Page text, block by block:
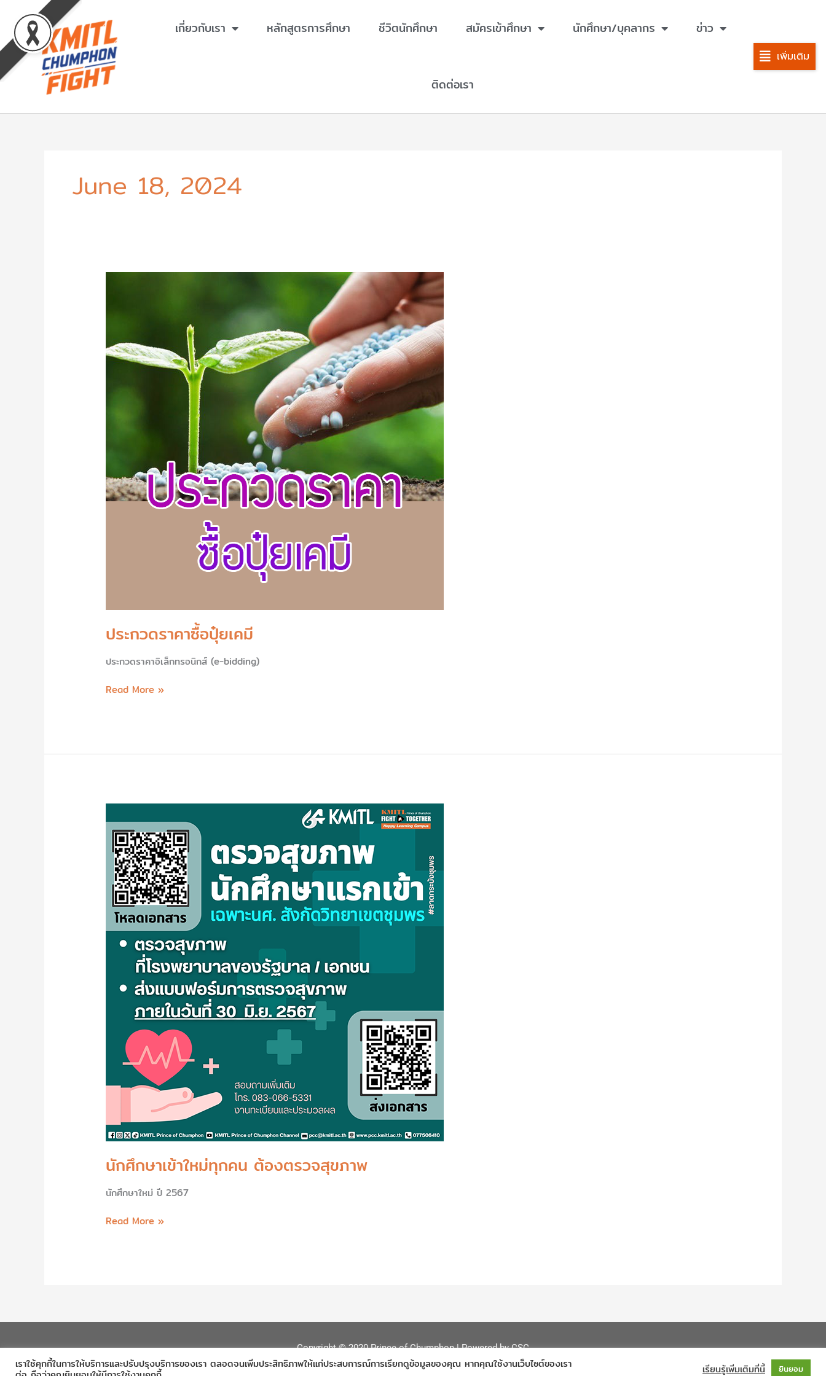
content
เกี่ยวกับเรา หลักสูตรการศึกษา ชีวิตนักศึกษา สมัครเข้าศึกษา นักศึกษา/บุคลากร ข่าว
ติดต่อเรา
เพิ่มเติม
June 18, 2024
ประกวดราคาซื้อปุ๋ยเคมี
ประกวดราคาอิเล็กทรอนิกส์ (e-bidding)
เคมี
Read More »
นักศึกษาเข้าใหม่ทุกคน ต้องตรวจสุขภาพ
นักศึกษาใหม่ ปี 2567
เข้า
ใหม่
ทุก
คน
ต้อง
ตรวจ
สุขภาพ
Read More »
Copyright © 2020Prince of Chumphon| Powered byCSC
เราใช้คุกกี้ในการให้บริการและปรับปรุงบริการของเรา ตลอดจนเพิ่มประสิทธิภาพให้แก่ประสบการณ์การเรียกดูข้อมูลของคุณ หากคุณใช้งานเว็บไซต์ของเรา เรียนรู้เพิ่มเติมที่นี้ ยินยอม